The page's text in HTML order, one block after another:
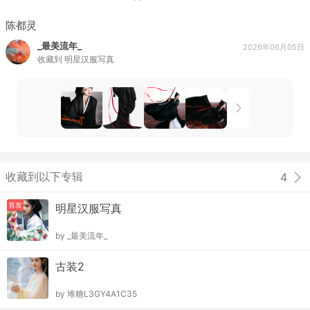
陈都灵
_最美流年_
收藏到 明星汉服写真
2026年06月05日
收藏到以下专辑 4
首发 明星汉服写真
by _最美流年_
古装2
by 堆糖L3GY4A1C35